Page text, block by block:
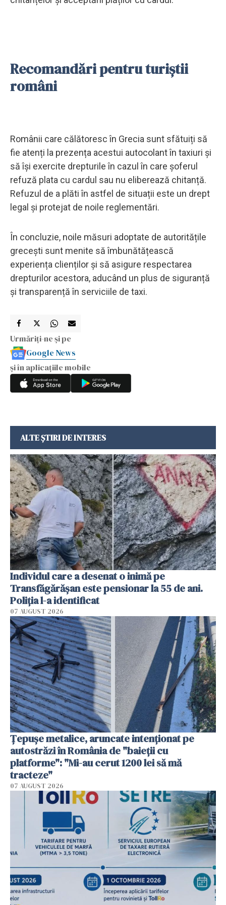
Recomandări pentru turiștii
români
Românii care călătoresc în Grecia sunt sfătuiți să
fie atenți la prezența acestui autocolant în taxiuri și
să își exercite drepturile în cazul în care șoferul
refuză plata cu cardul sau nu eliberează chitanță.
Refuzul de a plăti în astfel de situații este un drept
legal și protejat de noile reglementări.
În concluzie, noile măsuri adoptate de autoritățile
grecești sunt menite să îmbunătățească
experiența clienților și să asigure respectarea
drepturilor acestora, aducând un plus de siguranță
și transparență în serviciile de taxi.
Urmăriți-ne și pe
Google News
și în aplicațiile mobile
ALTE ȘTIRI DE INTERES
Individul care a desenat o inimă pe
Transfăgărășan este pensionar la 55 de ani.
Poliția l-a identificat
07 AUGUST 2026
Țepușe metalice, aruncate intenționat pe
autostrăzi în România de "baieții cu
platforme": "Mi-au cerut 1200 lei să mă
tracteze"
07 AUGUST 2026